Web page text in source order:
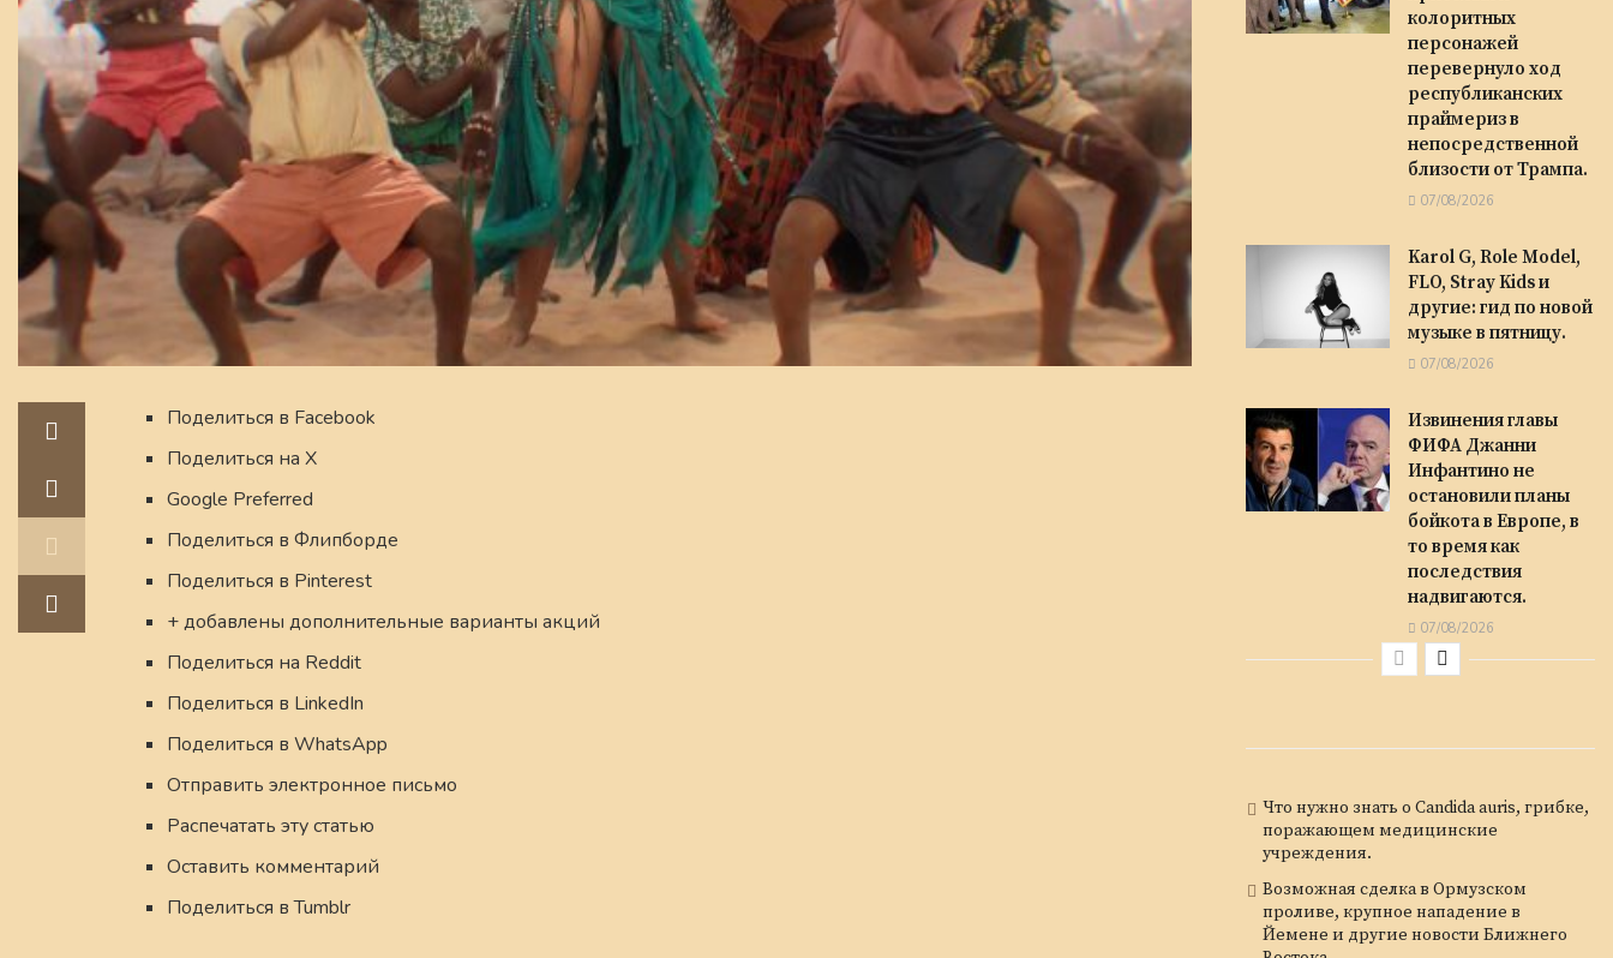
Поделиться в Facebook
Поделиться на X
Google Preferred
Поделиться в Флипборде
Поделиться в Pinterest
+ добавлены дополнительные варианты акций
Поделиться на Reddit
Поделиться в LinkedIn
Поделиться в WhatsApp
Отправить электронное письмо
Распечатать эту статью
Оставить комментарий
Поделиться в Tumblr
колоритных
персонажей
перевернуло ход
республиканских
праймериз в
непосредственной
близости от Трампа.
07/08/2026
Karol G, Role Model,
FLO, Stray Kids и
другие: гид по новой
музыке в пятницу.
07/08/2026
Извинения главы
ФИФА Джанни
Инфантино не
остановили планы
бойкота в Европе, в
то время как
последствия
надвигаются.
07/08/2026
Что нужно знать о Candida auris, грибке,
поражающем медицинские
учреждения.
Возможная сделка в Ормузском
проливе, крупное нападение в
Йемене и другие новости Ближнего